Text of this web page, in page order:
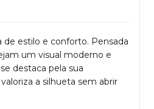
estilo e conforto. Pensada
um visual moderno e
destaca pela sua
a silhueta sem abrir